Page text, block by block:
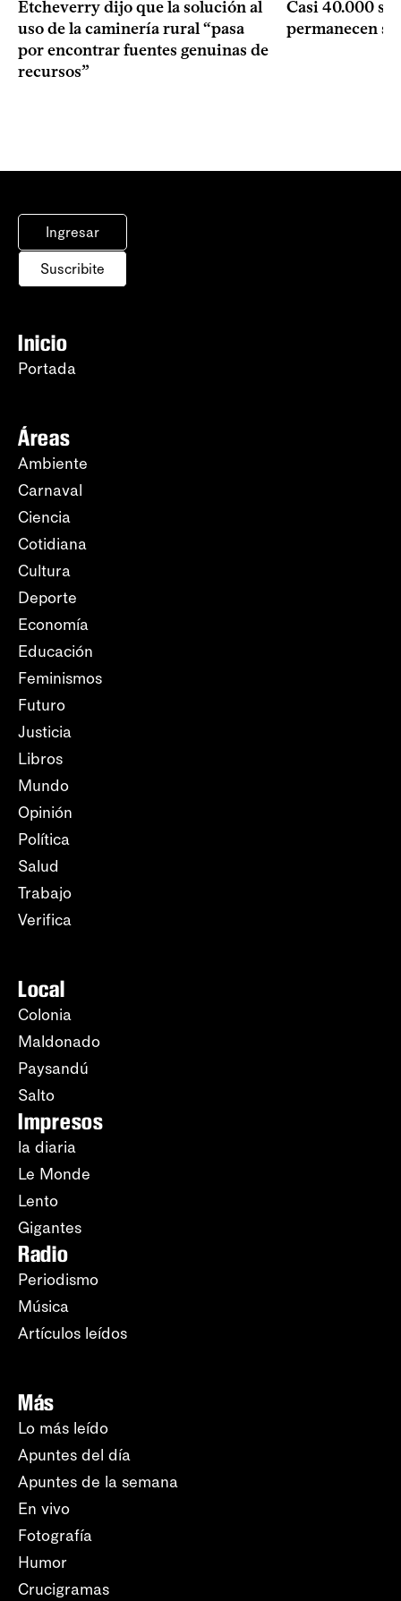
Etcheverry dijo que la solución al
uso de la caminería rural “pasa
por encontrar fuentes genuinas de
recursos”
Casi 40.000
permanecen
Ingresar
Suscribite
Inicio
Portada
Áreas
Ambiente
Carnaval
Ciencia
Cotidiana
Cultura
Deporte
Economía
Educación
Feminismos
Futuro
Justicia
Libros
Mundo
Opinión
Política
Salud
Trabajo
Verifica
Local
Colonia
Maldonado
Paysandú
Salto
Impresos
la diaria
Le Monde
Lento
Gigantes
Radio
Periodismo
Música
Artículos leídos
Más
Lo más leído
Apuntes del día
Apuntes de la semana
En vivo
Fotografía
Humor
Crucigramas